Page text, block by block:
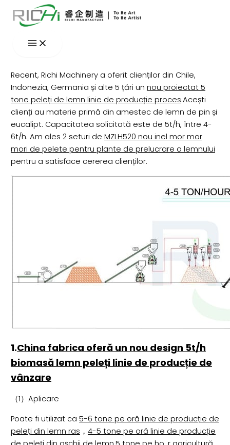
Skip
Recent, Richi Machinery a oferit clienților din Chile,
Indonezia, Germania și alte 5 țări un nou proiectat 5
tone peleți de lemn linie de producție proces.Acești
clienți au materie primă din amestec de lemn de pin și
eucalipt. Capacitatea solicitată este de 5t/h, între 4-
6t/h. Am ales 2 seturi de MZLH520 nou inel mor mor
mori de pelete pentru plante de prelucrare a lemnului
pentru a satisface cererea clienților.
1.China fabrica oferă un nou design 5t/h
biomasă lemn peleți linie de producție de
vânzare
（1）Aplicare
Poate fi utilizat ca 5-6 tone pe oră linie de producție de
peleți din lemn ras ， 4-5 tone pe oră linie de producție